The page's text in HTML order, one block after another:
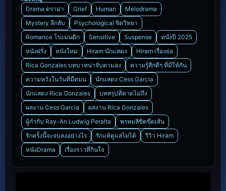
Drama ดราม่า Grief Human
Melodrama
Mystery ลึกลับ
Psychological จิตวิทยา
Romance โรแมนติก
Sensitive Suspense
หนังปี 2025
หนังฝรั่ง
หนังใหม่ Hiram นักแสดง
Hiram เรื่องย่อ
Rica Gonzales บทบาทน่าจับตามอง
ความรู้สึกดีๆ ที่มีให้กัน
ความหวังในวันที่มืดมน
นักแสดง Cess Garcia
นักแสดง Rica Gonzales
บทสรุปที่คาดไม่ถึง
ผลงาน Cess Garcia
ผลงาน Rica Gonzales
ผู้กำกับ Ray-An Ludwig Peralta
พรหมลิขิตขีดเส้น
รักครั้งนี้จะจบลงอย่างไร
รักแท้ดูแลไม่ได้
รีวิว Hiram
หนังDrama
เรื่องราวที่กินใจ